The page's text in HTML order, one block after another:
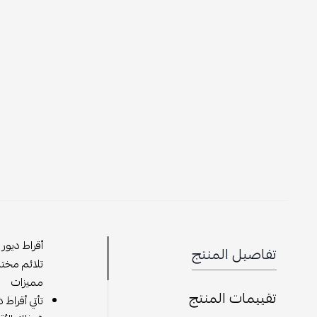
تفاصيل المنتج
تقييمات المنتج
أقراط
تلائم
مميزات
تأتي